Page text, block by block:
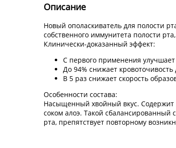
Описание
Новый ополаскиватель для полости
собственного иммунитета полости
Клинически-доказанный эффект:
С первого применения улучшает
До 94% снижает
В 5 раз снижает скорость
Особенности состава:
Насыщенный хвойный вкус. Содержит
соком алоэ. Такой сбалансированный
рта, препятствует повторному